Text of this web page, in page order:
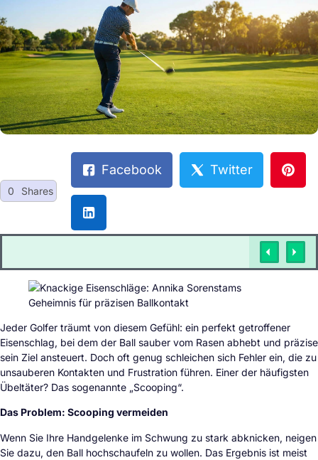
0 Shares
Facebook Twitter
Jeder Golfer träumt von diesem Gefühl: ein perfekt getroffener
Eisenschlag, bei dem der Ball sauber vom Rasen abhebt und präzise
sein Ziel ansteuert. Doch oft genug schleichen sich Fehler ein, die zu
unsauberen Kontakten und Frustration führen. Einer der häufigsten
Übeltäter? Das sogenannte „Scooping“.
Das Problem: Scooping vermeiden
Wenn Sie Ihre Handgelenke im Schwung zu stark abknicken, neigen
Sie dazu, den Ball hochschaufeln zu wollen. Das Ergebnis ist meist